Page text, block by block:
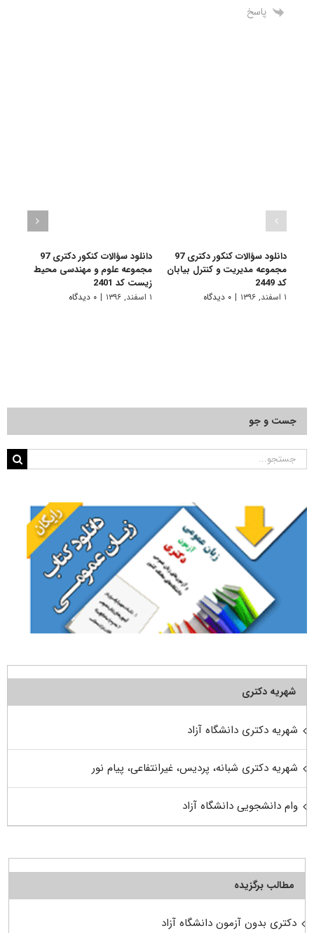
پاسخ
دانلود سؤالات کنکور دکتری 97
مجموعه مدیریت و کنترل بیابان
کد 2449
۱ اسفند, ۱۳۹۶ | ۰ دیدگاه
دانلود سؤالات کنکور دکتری 97
مجموعه علوم و مهندسی محیط
زیست کد 2401
۱ اسفند, ۱۳۹۶ | ۰ دیدگاه
جست و جو
جستجو
شهریه دکتری
شهریه دکتری دانشگاه آزاد
شهریه دکتری شبانه، پردیس، غیرانتفاعی، پیام نور
وام دانشجویی دانشگاه آزاد
مطالب برگزیده
دکتری بدون آزمون دانشگاه آزاد